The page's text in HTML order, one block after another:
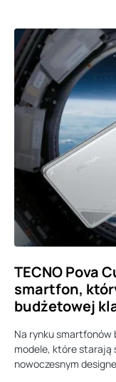
TECNO Pova
smartfon,
budżetowej
Na rynku
modele, które starają
nowoczesnym